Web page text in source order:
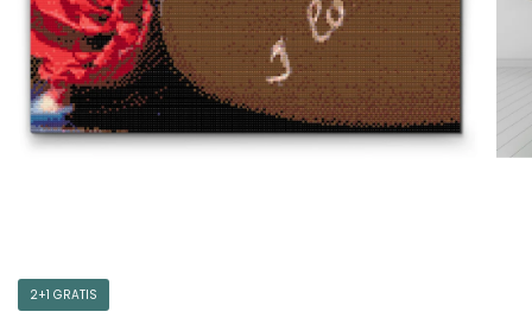
2+1 GRATIS